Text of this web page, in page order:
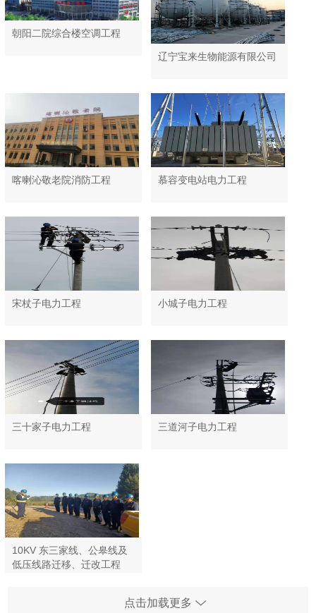
朝阳二院综合楼空调工程
辽宁宝来生物能源有限公司
喀喇沁敬老院消防工程 慕容变电站电力工程
宋杖子电力工程 小城子电力工程
三十家子电力工程 三道河子电力工程
10KV 东三家线、公皋线及
低压线路迁移、迁改工程
点击加载更多